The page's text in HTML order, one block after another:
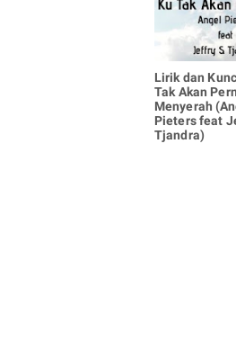
Lirik dan
Tak Akan
Menyerah
Pieters feat
Tjandra)